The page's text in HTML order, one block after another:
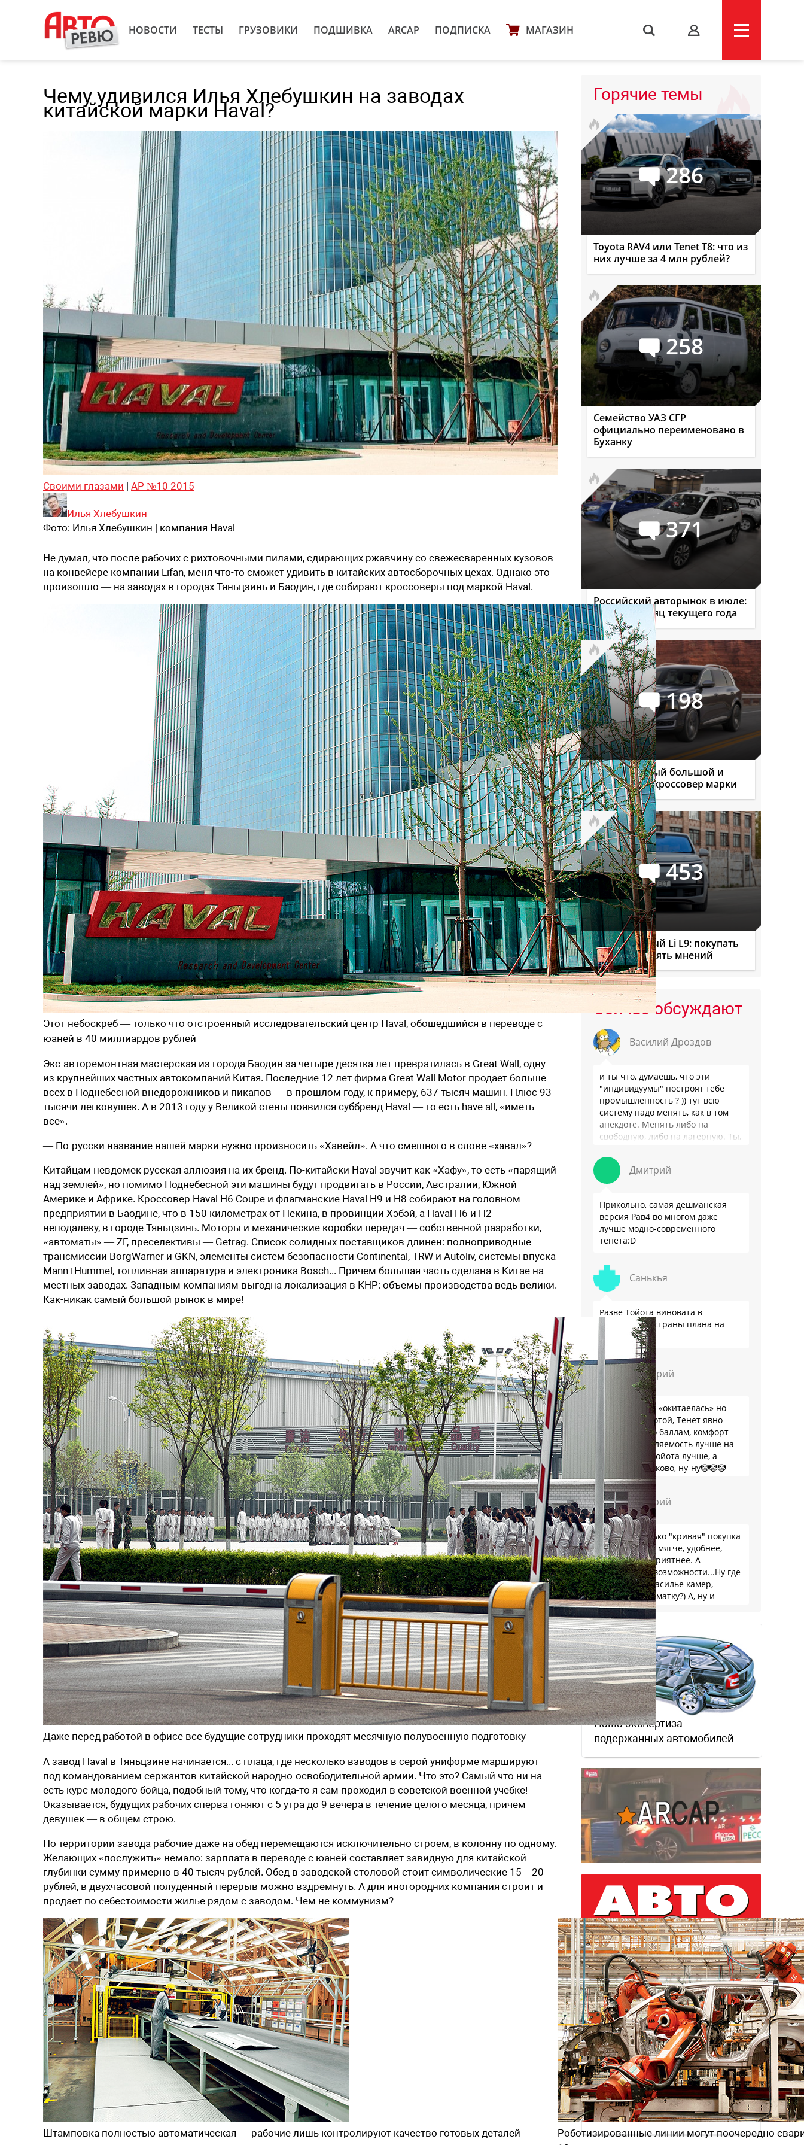
НОВОСТИ ТЕСТЫ ГРУЗОВИКИ ПОДШИВКА ARCAP ПОДПИСКА МАГАЗИН s
Чему удивился Илья Хлебушкин на заводах
китайской марки Haval?
Своими глазами | АР №10 2015
Илья Хлебушкин
Фото: Илья Хлебушкин | компания Haval
Не думал, что после рабочих с рихтовочными пилами, сдирающих ржавчину со свежесваренных кузовов
на конвейере компании Lifan, меня что-то сможет удивить в китайских автосборочных цехах. Однако это
произошло — на заводах в городах Тяньцзинь и Баодин, где собирают кроссоверы под маркой Haval.
Этот небоскреб — только что отстроенный исследовательский центр Haval, обошедшийся в переводе с
юаней в 40 миллиардов рублей
Экс-авторемонтная мастерская из города Баодин за четыре десятка лет превратилась в Great Wall, одну
из крупнейших частных автокомпаний Китая. Последние 12 лет фирма Great Wall Motor продает больше
всех в Поднебесной внедорожников и пикапов — в прошлом году, к примеру, 637 тысяч машин. Плюс 93
тысячи легковушек. А в 2013 году у Великой стены появился суббренд Haval — то есть have all, «иметь
все».
— По-русски название нашей марки нужно произносить «Хавейл». А что смешного в слове «хавал»?
Китайцам невдомек русская аллюзия на их бренд. По-китайски Haval звучит как «Хафу», то есть «парящий
над землей», но помимо Поднебесной эти машины будут продвигать в России, Австралии, Южной
Америке и Африке. Кроссовер Haval Н6 Coupe и флагманские Haval H9 и Н8 собирают на головном
предприятии в Баодине, что в 150 километрах от Пекина, в провинции Хэбэй, а Haval Н6 и Н2 —
неподалеку, в городе Тяньцзинь. Моторы и механические коробки передач — собственной разработки,
«автоматы» — ZF, преселективы — Getrag. Список солидных поставщиков длинен: полноприводные
трансмиссии BorgWarner и GKN, элементы систем безопасности Continental, TRW и Autoliv, сис­темы впуска
Mann+Hummel, топ­ливная аппаратура и электроника Bosch... Причем большая часть сделана в Китае на
местных заводах. Западным компаниям выгодна локализация в КНР: объемы производства ведь велики.
Как-никак самый большой рынок в мире!
Даже перед работой в офисе все будущие сотрудники проходят месячную полувоенную подготовку
А завод Haval в Тяньцзине начинается... с плаца, где несколько взводов в серой униформе маршируют
под командованием сержантов китайской народно-освободительной армии. Что это? Самый что ни на
есть курс молодого бойца, подобный тому, что когда-то я сам проходил в советской военной учебке!
Оказывается, будущих рабочих сперва гоняют с 5 утра до 9 вечера в течение целого месяца, причем
девушек — в общем строю.
По территории завода рабочие даже на обед перемещаются исключительно строем, в колонну по одному.
Желающих «послужить» немало: зарплата в переводе с юаней составляет завидную для китайской
глубинки сумму примерно в 40 тысяч рублей. Обед в заводской столовой стоит символические 15—20
рублей, в двухчасовой полуденный перерыв можно вздремнуть. А для иногородних компания строит и
продает по себестоимости жилье рядом с заводом. Чем не коммунизм?
Штамповка полностью автоматическая — рабочие лишь контролируют качество готовых деталей
Роботизированные линии могут поочередно
Горячие темы
286
Toyota RAV4 или Tenet T8: что из
них лучше за 4 млн рублей?
258
Семейство УАЗ СГР
официально переименовано в
Буханку
371
Российский авторынок в июле:
лучший месяц текущего года
198
Audi Q9: самый большой и
роскошный кроссовер марки
453
Официальный Li L9: покупать
или нет? Девять мнений
Сейчас обсуждают
Василий Дроздов
и ты что, думаешь, что эти
"индивидуумы" построят тебе
промышленность ? )) тут всю
систему надо менять, как в том
анекдоте. Менять либо на
свободную, либо на лагерную. Ты,
Дмитрий
Прикольно, самая дешманская
версия Рав4 во многом даже
лучше модно-современного
тенета:D
Санькья
Разве Тойота виновата в
отсутствии у страны плана на
будущее?
Григорий
Тойота хоть и «окитаелась» но
осталась Тойотой, Тенет явно
притянули по баллам, комфорт
лучше, управляемость лучше на
бездорожье Тойота лучше, а
баллов одинаково, ну-ну🤡🤡🤡
Дмитрий
Смущает только "кривая" покупка
Тойоты. А так мягче, удобнее,
расход куда приятнее. А
предельные возможности...Ну где
сейчас, при засилье камер,
выкручивать матку?) А, ну и
пресловутую ликвидность тоже не
забываем.
Наша экспертиза
подержанных автомобилей
Рассылка
Лучшие материалы Авторевю — в
вашем почтовом ящике
Предоставляя e-mail, вы подтверждаете
свое согласие с условиями
политики
конфиденциальности